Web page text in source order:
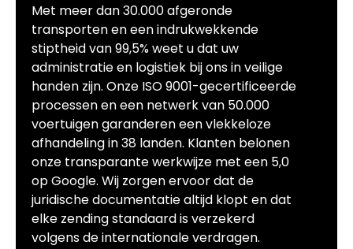
Met meer dan 30.000 afgeronde
transporten en een indrukwekkende
stiptheid van 99,5% weet u dat uw
administratie en logistiek bij ons in veilige
handen zijn. Onze ISO 9001-gecertificeerde
processen en een netwerk van 50.000
voertuigen garanderen een vlekkeloze
afhandeling in 38 landen. Klanten belonen
onze transparante werkwijze met een 5,0
op Google. Wij zorgen ervoor dat de
juridische documentatie altijd klopt en dat
elke zending standaard is verzekerd
volgens de internationale verdragen.